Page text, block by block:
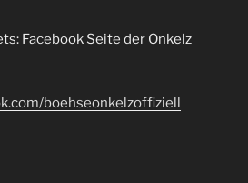
Facebook Seite der Onkelz
boehseonkelzoffiziell